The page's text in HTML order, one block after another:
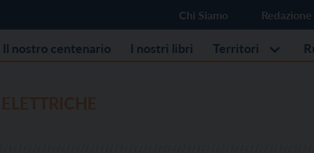
Chi Siamo Redazione
Il nostro centenario I nostri libri Territori